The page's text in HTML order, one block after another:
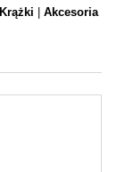
Krążki Akcesoria